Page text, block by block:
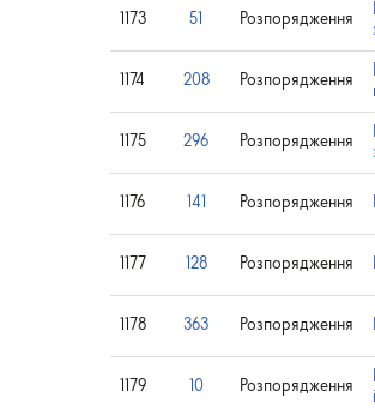
1173 51 Розпорядження
1174 208 Розпорядження
1175 296 Розпорядження
1176 141 Розпорядження
1177 128 Розпорядження
1178 363 Розпорядження
1179 10 Розпорядження